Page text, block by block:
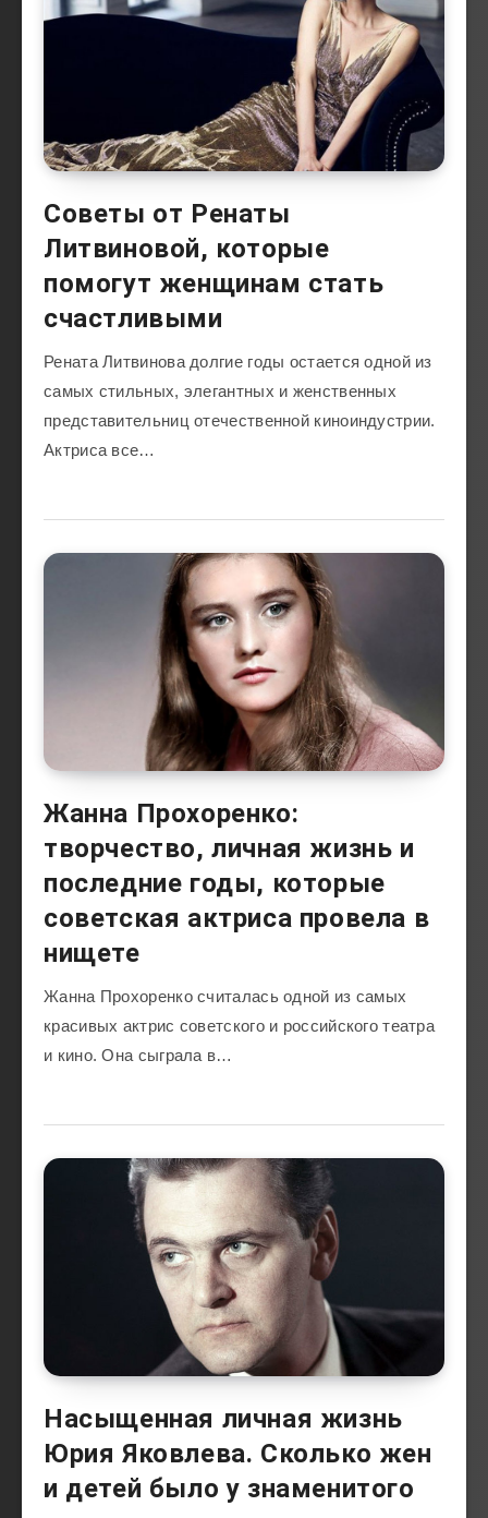
Советы от Ренаты
Литвиновой, которые
помогут женщинам стать
счастливыми
Рената Литвинова долгие годы остается одной из
самых стильных, элегантных и женственных
представительниц отечественной киноиндустрии.
Актриса все…
Жанна Прохоренко:
творчество, личная жизнь и
последние годы, которые
советская актриса провела в
нищете
Жанна Прохоренко считалась одной из самых
красивых актрис советского и российского театра
и кино. Она сыграла в…
Насыщенная личная жизнь
Юрия Яковлева. Сколько жен
и детей было у знаменитого